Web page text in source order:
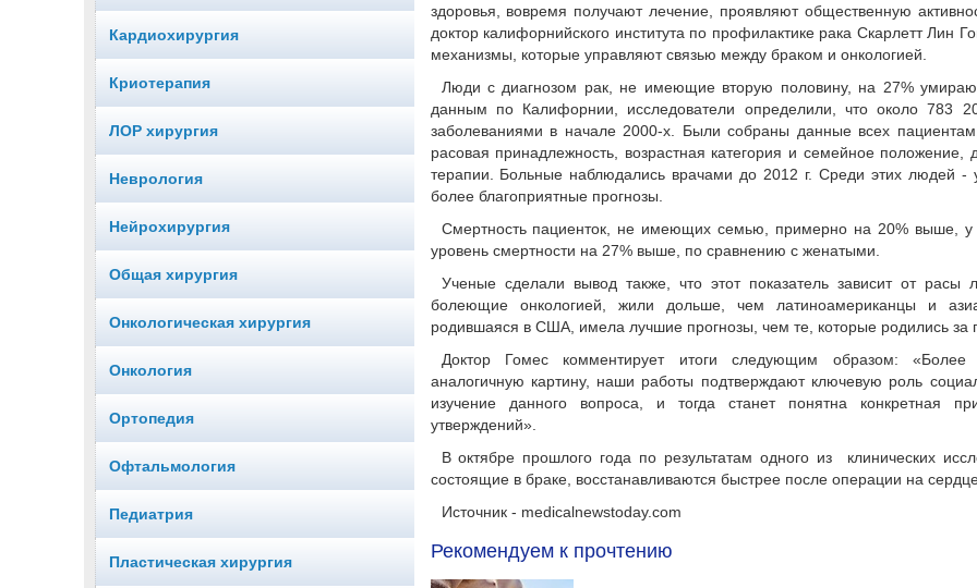
Кардиохирургия
Криотерапия
ЛОР хирургия
Неврология
Нейрохирургия
Общая хирургия
Онкологическая хирургия
Онкология
Ортопедия
Офтальмология
Педиатрия
Пластическая хирургия
здоровья, вовремя получают лечение, проявляют общественную
доктор калифорнийского института по профилактике рака Скарлетт Лин
механизмы, которые управляют связью между браком и онкологией.
Люди с диагнозом рак, не имеющие вторую половину, на 27%
данным по Калифорнии, исследователи определили, что около 783
заболеваниями в начале 2000-х. Были собраны данные всех
расовая принадлежность, возрастная категория и семейное положение,
терапии. Больные наблюдались врачами до 2012 г. Среди этих людей
более благоприятные прогнозы.
Смертность пациенток, не имеющих семью, примерно на 20% выше,
уровень смертности на 27% выше, по сравнению с женатыми.
Ученые сделали вывод также, что этот показатель зависит от
болеющие онкологией, жили дольше, чем латиноамериканцы и
родившаяся в США, имела лучшие прогнозы, чем те, которые родились за
Доктор Гомес комментирует итоги следующим образом: «Более
аналогичную картину, наши работы подтверждают ключевую роль
изучение данного вопроса, и тогда станет понятна конкретная
утверждений».
В октябре прошлого года по результатам одного из клинических
состоящие в браке, восстанавливаются быстрее после операции на
Источник - medicalnewstoday.com
Рекомендуем к прочтению